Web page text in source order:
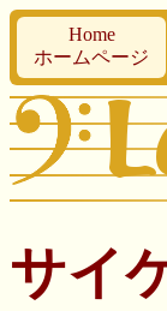
Home
ホームページ
サイ